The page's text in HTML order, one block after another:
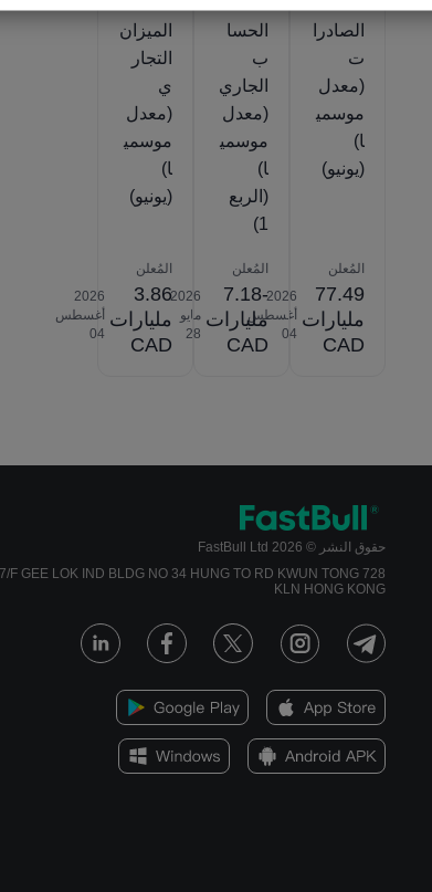
الصادرا
ت
(معدل
موسمي
ا)
(يونيو)
المُعلن
77.49
مليارات
CAD
2026‎
أغسطس
‎04
الحسا
ب
الجاري
(معدل
موسمي
ا)
(الربع
1)
المُعلن
-7.18
مليارات
CAD
2026‎
مايو
‎28
الميزان
التجار
ي
(معدل
موسمي
ا)
(يونيو)
المُعلن
3.86
مليارات
CAD
2026‎
أغسطس
‎04
حقوق النشر © 2026 FastBull Ltd
B 7/F GEE LOK IND BLDG NO 34 HUNG TO RD KWUN TONG
KLN HONG KONG